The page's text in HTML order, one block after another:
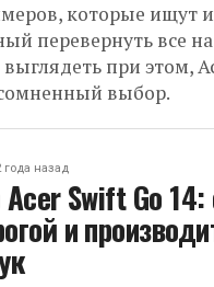
которые ищут
перевернуть все
при этом,
выбор.
года назад
Acer Swift Go
и